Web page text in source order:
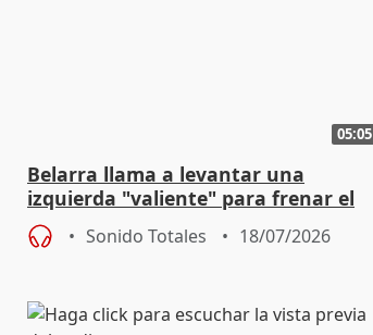
05:05
Belarra llama a levantar una
izquierda "valiente" para frenar el
avance de la extrema derecha
Sonido Totales 18/07/2026